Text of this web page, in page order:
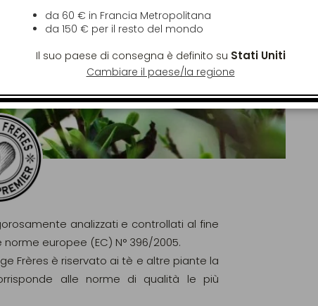
analizzati e controllati al fine
europee (EC) N° 396/2005.
Frères è riservato ai tè e altre piante la
alle norme di qualità le più
da 60 € in Francia Metropolitana
da 150 € per il resto del mondo
Il suo paese di consegna è definito su Stati Uniti
Cambiare il paese/la regione